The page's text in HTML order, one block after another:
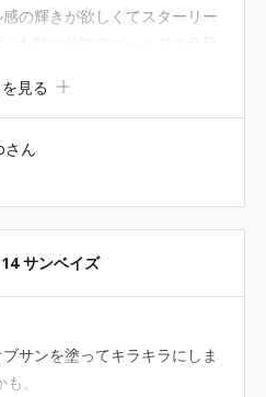
の輝きが欲しくてスターリー
で黄みグレーな感じで光って
んでした．でもこれに限定色
たらあら不思議〜青みのスチ
る！色になりました．足のネ
トワイライトモーブはドライ
なニュアンスチェンジができ
モーブ再販をお願いしま
見る
ん
サンベイズ
サンを塗ってキラキラにしま
。